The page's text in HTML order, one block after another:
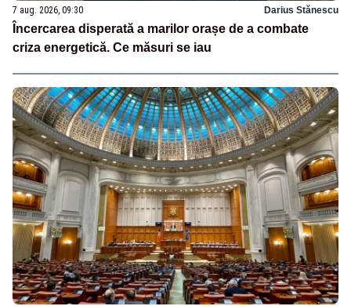
7 aug. 2026, 09:30 Darius Stănescu
Încercarea disperată a marilor orașe de a combate
criza energetică. Ce măsuri se iau